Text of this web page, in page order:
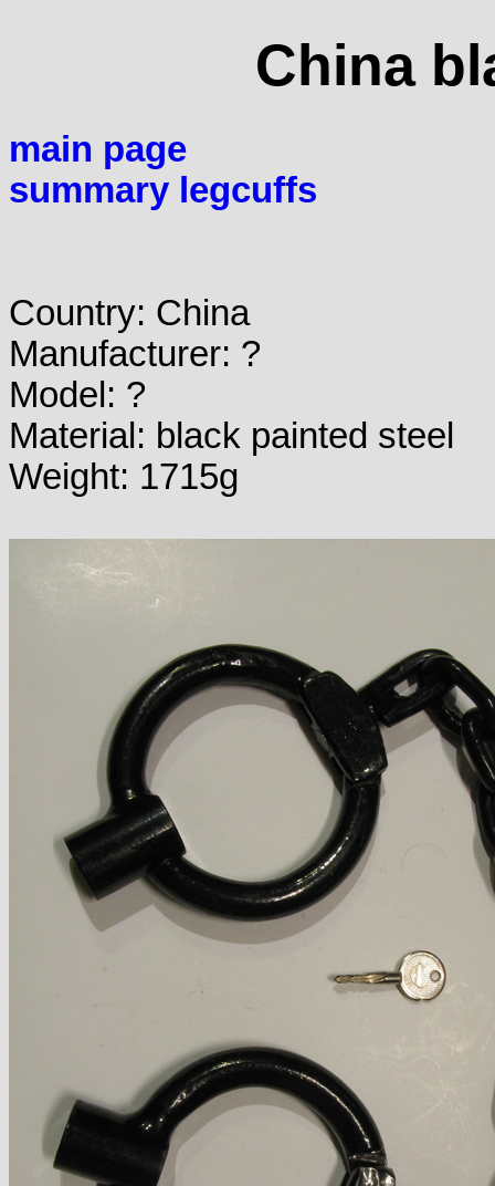
China
main page
summary legcuffs
Country: China
Manufacturer: ?
Model: ?
Material: black painted steel
Weight: 1715g